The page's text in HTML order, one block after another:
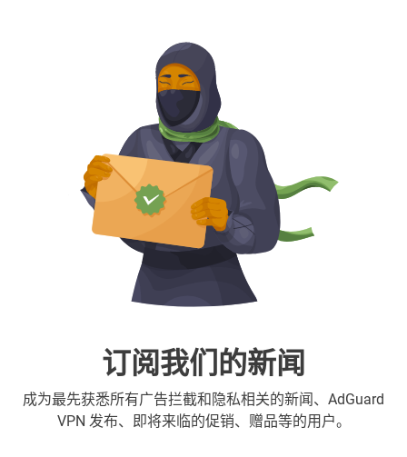
订阅我们的新闻
成为最先获悉所有广告拦截和隐私相关的新闻、AdGuard
VPN 发布、即将来临的促销、赠品等的用户。